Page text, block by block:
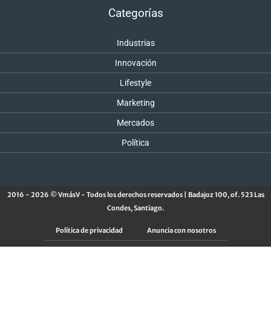
Categorías
Industrias
Innovación
Lifestyle
Marketing
Mercados
Política
2016 - 2026 © VmásV - Todos los derechos reservados | Badajoz 100, of. 523 Las
Condes, Santiago.
Política de privacidad Anuncia con nosotros